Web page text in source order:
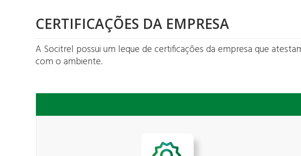
CERTIFICAÇÕES DA EMPRESA
A Socitrel possui um leque de certificações da empresa que
com o ambiente.